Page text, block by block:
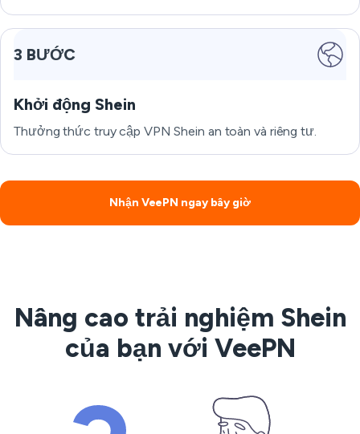
3 BƯỚC
Khởi động Shein
Thưởng thức truy cập VPN Shein an toàn và riêng tư.
Nhận VeePN ngay bây giờ
Nâng cao trải nghiệm Shein
của bạn với VeePN